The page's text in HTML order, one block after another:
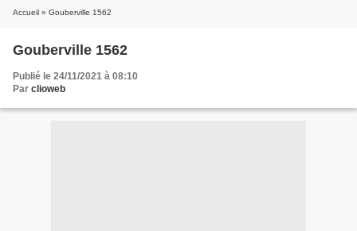
Accueil » Gouberville 1562
Gouberville 1562
Publié le 24/11/2021 à 08:10
Par clioweb